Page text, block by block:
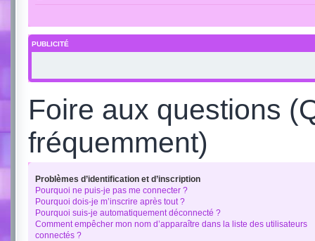
PUBLICITÉ
Foire aux questions
fréquemment)
Problèmes d’identification et d’inscription
Pourquoi ne puis-je pas me connecter ?
Pourquoi dois-je m’inscrire après tout ?
Pourquoi suis-je automatiquement déconnecté ?
Comment empêcher mon nom d’apparaître dans la liste des utilisateurs
connectés ?